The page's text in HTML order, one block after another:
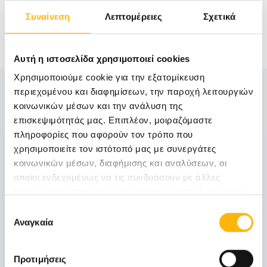
Συναίνεση Λεπτομέρειες Σχετικά
Αυτή η ιστοσελίδα χρησιμοποιεί cookies
Χρησιμοποιούμε cookie για την εξατομίκευση
περιεχομένου και διαφημίσεων, την παροχή λειτουργιών
κοινωνικών μέσων και την ανάλυση της
επισκεψιμότητάς μας. Επιπλέον, μοιραζόμαστε
πληροφορίες που αφορούν τον τρόπο που
χρησιμοποιείτε τον ιστότοπό μας με συνεργάτες
κοινωνικών μέσων, διαφήμισης και αναλύσεων, οι
οποίοι ενδεχομένως να τις συνδυάσουν με άλλες
των υπηρεσιών τους.
συγκατάθεσης
Αναγκαία
Προτιμήσεις
Δείτε Επίσης
06
Νοεμβρίου
06 - 07 ΝΟΕ
ΓΕΝΙΚΗ ΚΛΙΝΙΚΗ
Διημερίδα «Γυναικολογικές νεοπλασίες και